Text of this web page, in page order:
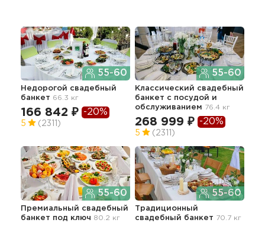
55-60
Недорогой свадебный
банкет 66.3 кг
166 842 ₽ -20%
5 (2311)
55-60
Классический свадебный
банкет с посудой и
обслуживанием 76.4 кг
268 999 ₽ -20%
5 (2311)
55-60
Премиальный свадебный
банкет под ключ 80.2 кг
55-60
Традиционный
свадебный банкет 70.7 кг